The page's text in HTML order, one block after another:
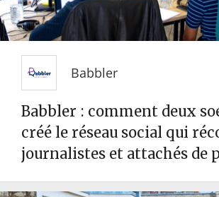
Babbler
Babbler : comment deux
créé le réseau social qui
journalistes et attachés de